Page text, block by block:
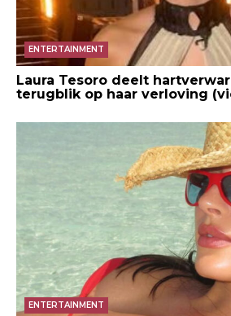
ENTERTAINMENT
Laura Tesoro deelt
terugblik op haar verloving
ENTERTAINMENT